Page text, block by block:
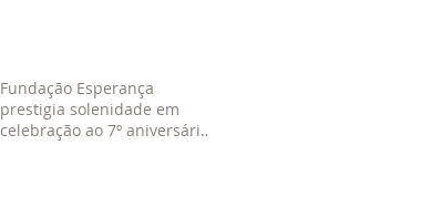
Fundação Esperança
prestigia solenidade em
celebração ao 7º aniversário